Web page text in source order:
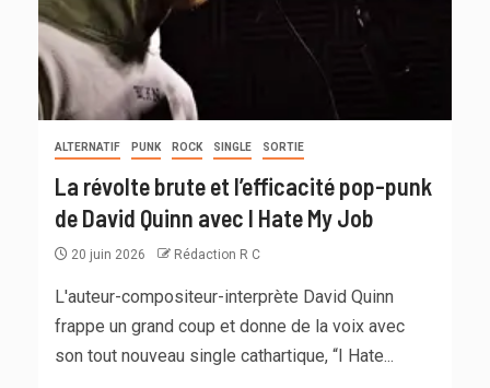
ALTERNATIF PUNK ROCK SINGLE SORTIE
La révolte brute et l’efficacité pop-punk
de David Quinn avec I Hate My Job
20 juin 2026 Rédaction R C
L'auteur-compositeur-interprète David Quinn
frappe un grand coup et donne de la voix avec
son tout nouveau single cathartique, “I Hate...